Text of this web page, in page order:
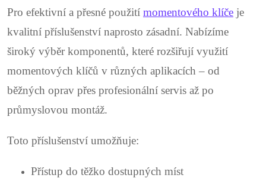
v
l
á
d
a
c
Pro efektivní a přesné použití momentového klíče je
kvalitní příslušenství naprosto zásadní. Nabízíme
široký výběr komponentů, které rozšiřují využití
momentových klíčů v různých aplikacích – od
běžných oprav přes profesionální servis až po
průmyslovou montáž.
Toto příslušenství umožňuje:
Přístup do těžko dostupných míst